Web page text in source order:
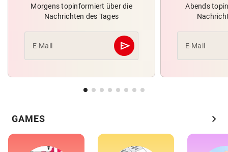
Morgens topinformiert über die
Nachrichten des Tages
E-Mail send
Abschicken
Abends
E-Mail
GAMES chevron_right